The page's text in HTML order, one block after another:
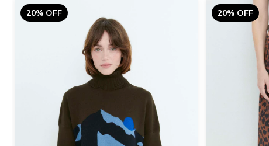
20% OFF 20% OFF